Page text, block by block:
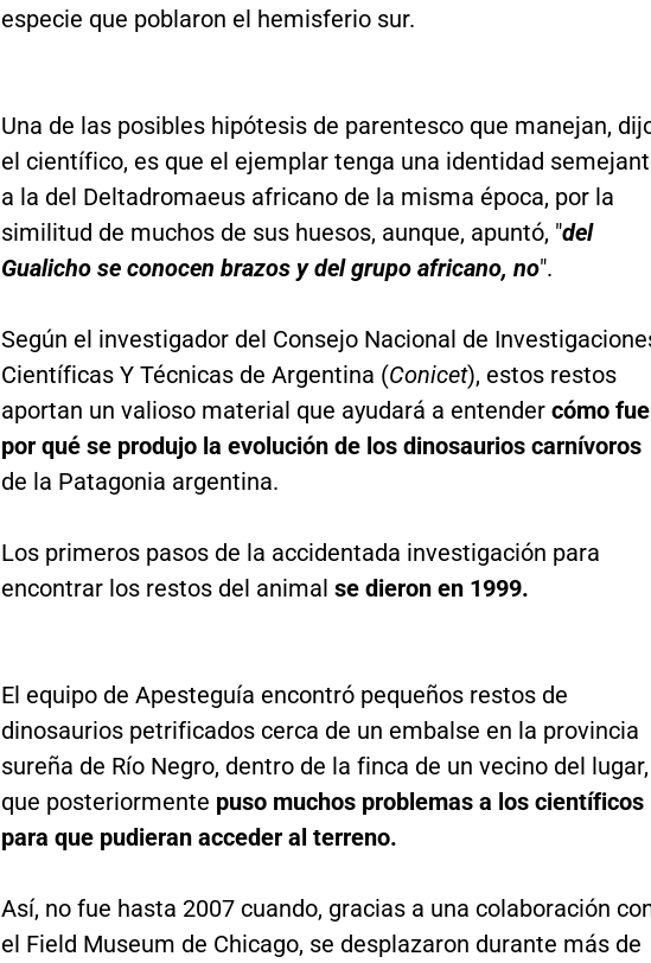
especie que poblaron el hemisferio sur.
Una de las posibles hipótesis de parentesco que manejan,
el científico, es que el ejemplar tenga una identidad
a la del Deltadromaeus africano de la misma época, por la
similitud de muchos de sus huesos, aunque, apuntó, "del
Gualicho se conocen brazos y del grupo africano, no".
Según el investigador del Consejo Nacional de
Científicas Y Técnicas de Argentina (Conicet), estos restos
aportan un valioso material que ayudará a entender cómo
por qué se produjo la evolución de los dinosaurios carnívoros
de la Patagonia argentina.
Los primeros pasos de la accidentada investigación para
encontrar los restos del animal se dieron en 1999.
El equipo de Apesteguía encontró pequeños restos de
dinosaurios petrificados cerca de un embalse en la provincia
sureña de Río Negro, dentro de la finca de un vecino del lugar,
que posteriormente puso muchos problemas a los científicos
para que pudieran acceder al terreno.
Así, no fue hasta 2007 cuando, gracias a una colaboración
el Field Museum de Chicago, se desplazaron durante más de